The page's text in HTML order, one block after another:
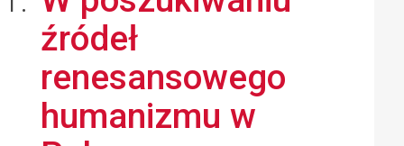
źródeł
renesansowego
humanizmu w